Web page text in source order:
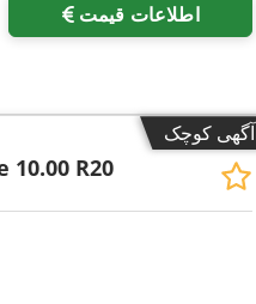
اطلاعات قیمت
آگهی کوچک
10.00 R20